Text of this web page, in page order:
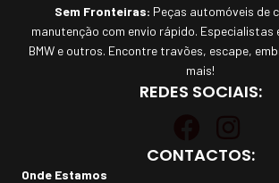
Sem Fronteiras: Peças automóveis de
manutenção com envio rápido. Especialistas
BMW e outros. Encontre travões, escape,
mais!
REDES SOCIAIS:
CONTACTOS:
Onde Estamos